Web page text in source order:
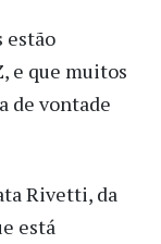
estão
e que muitos
de vontade
Rivetti, da
está